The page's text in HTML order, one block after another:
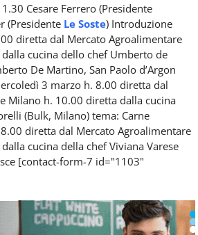
Cesare Ferrero (Presidente
(Presidente Le Soste) Introduzione
diretta dal Mercato Agroalimentare
cucina dello chef Umberto de
De Martino, San Paolo d’Argon
3 marzo h. 8.00 diretta dal
Milano h. 10.00 diretta dalla cucina
(Bulk, Milano) tema: Carne
diretta dal Mercato Agroalimentare
cucina della chef Viviana Varese
[contact-form-7 id="1103"